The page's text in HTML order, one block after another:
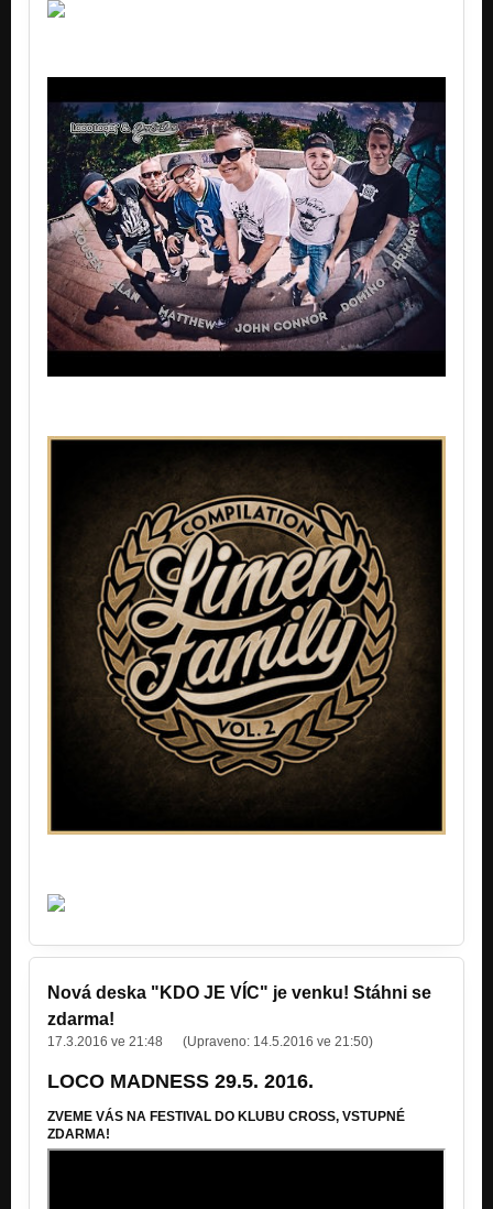
Nová deska "KDO JE VÍC" je venku! Stáhni se
zdarma!
17.3.2016 ve 21:48 (Upraveno: 14.5.2016 ve 21:50)
LOCO MADNESS 29.5. 2016.
ZVEME VÁS NA FESTIVAL DO KLUBU CROSS, VSTUPNÉ
ZDARMA!